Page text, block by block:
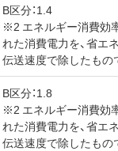
B区分：1.4
※2 エネルギー消費効
れた消費電力を、省エ
伝送速度で除したもの
B区分：1.8
※2 エネルギー消費効
れた消費電力を、省エ
伝送速度で除したもの